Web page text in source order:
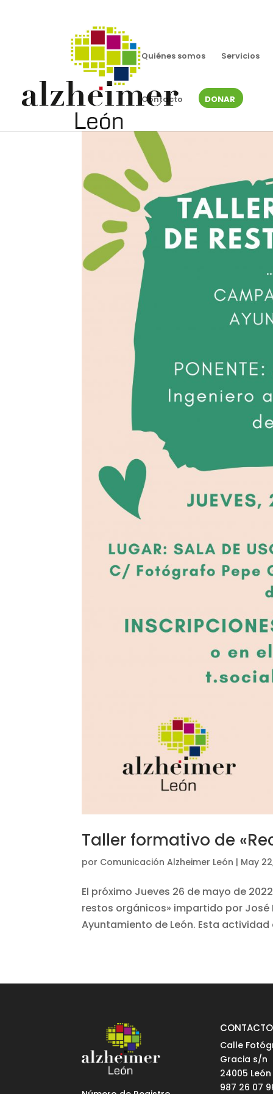
Quiénes somos Servicios
Contacto DONAR
Taller formativo de
por Comunicación Alzheimer León | May
El próximo Jueves 26 de mayo de
restos orgánicos» impartido por José
Ayuntamiento de León. Esta
CONTACTO
Calle
Gracia s/n
24005 León
987 26 07